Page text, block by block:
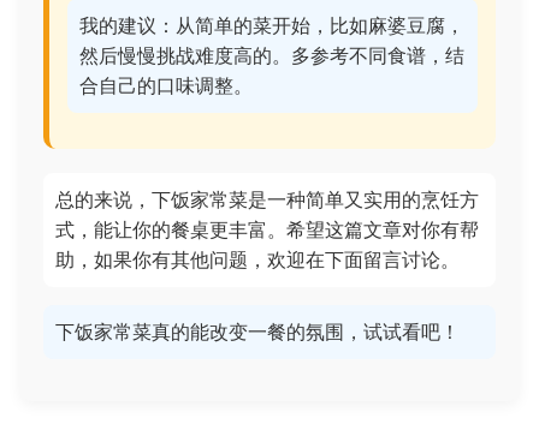
我的建议：从简单的菜开始，比如麻婆豆腐，
然后慢慢挑战难度高的。多参考不同食谱，结
合自己的口味调整。
总的来说，下饭家常菜是一种简单又实用的烹饪方
式，能让你的餐桌更丰富。希望这篇文章对你有帮
助，如果你有其他问题，欢迎在下面留言讨论。
下饭家常菜真的能改变一餐的氛围，试试看吧！